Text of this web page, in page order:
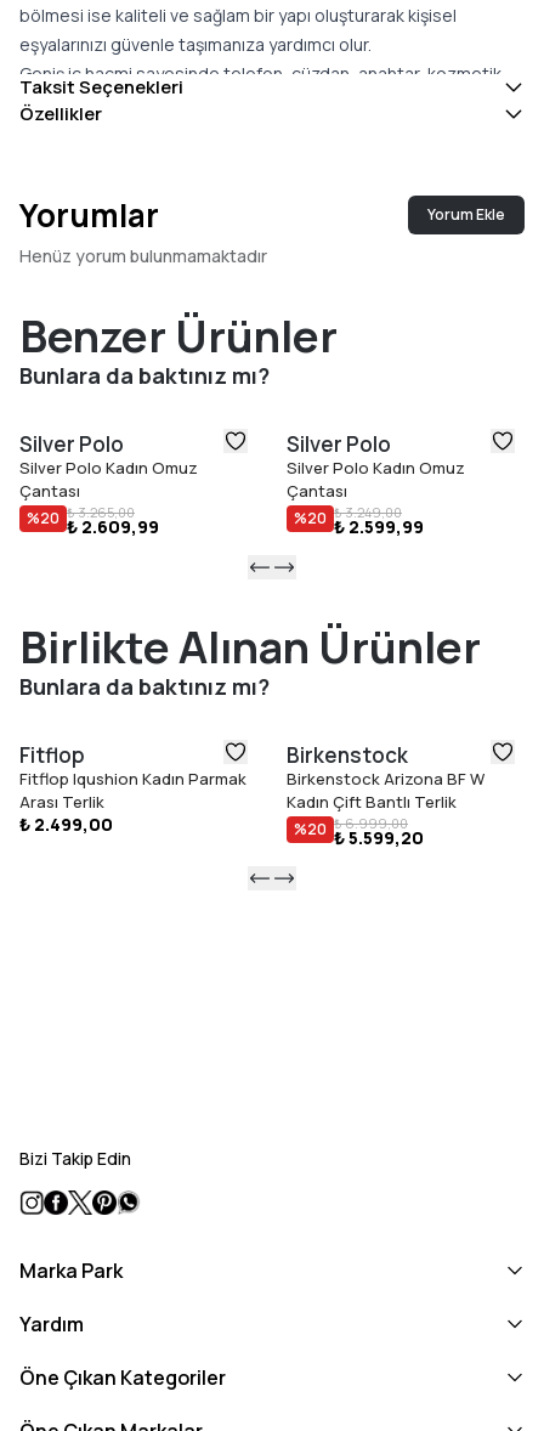
bölmesi ise kaliteli ve sağlam bir yapı oluşturarak kişisel
eşyalarınızı güvenle taşımanıza yardımcı olur.
Geniş iç hacmi sayesinde telefon, cüzdan, anahtar, kozmetik
ürünleri ve diğer günlük ihtiyaçlarınızı düzenli bir şekilde
zamansız tasarımı sayesinde günlük kombinlerden iş hayatına,
alışverişten özel davetlere kadar birçok farklı ortamda rahatlıkla
kullanılabilir.
malzeme kullanımı, özenli işçiliği ve zamansız tasarımıyla şıklık,
fonksiyonellik ve kullanım kolaylığını bir arada sunar. Modern
kadınların stilini tamamlayan bu model, estetik görünümü ve
Taksit Seçenekleri
Özellikler
Yorumlar Yorum Ekle
Henüz yorum bulunmamaktadır
Benzer Ürünler
Bunlara da baktınız mı?
Silver Polo
Silver Polo Kadın Omuz
Çantası
%20 ₺ 3.265,00
₺ 2.609,99
Silver Polo
Silver Polo Kadın Omuz
Çantası
%20 ₺ 3.249,00
₺ 2.599,99
Birlikte Alınan Ürünler
Bunlara da baktınız mı?
Fitflop
Fitflop Iqushion Kadın Parmak
Arası Terlik
₺ 2.499,00
Birkenstock
Birkenstock Arizona BF W
Kadın Çift Bantlı Terlik
%20 ₺ 6.999,00
₺ 5.599,20
Bizi Takip Edin
Marka Park
Yardım
Öne Çıkan Kategoriler